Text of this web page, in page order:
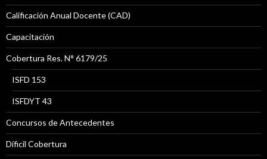
Calificación Anual Docente (CAD)
Capacitación
Cobertura Res. N° 6179/25
ISFD 153
ISFDYT 43
Concursos de Antecedentes
Díficil Cobertura